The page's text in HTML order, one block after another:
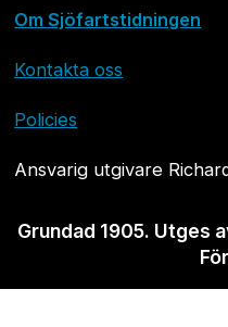
Om Sjöfartstidningen
Kontakta oss
Policies
Ansvarig utgivare
Grundad 1905. Utges